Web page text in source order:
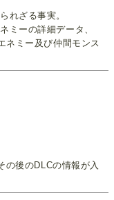
れざる事実。
ミーの詳細データ、
ネミー及び仲間モンス
の後のDLCの情報が入